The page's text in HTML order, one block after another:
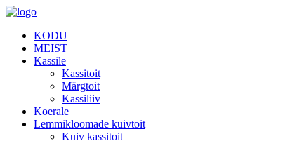
KODU
MEIST
Kassile
Kassitoit
Märgtoit
Kassiliiv
Koerale
Lemmikloomade kuivtoit
Kuiv kassitoit